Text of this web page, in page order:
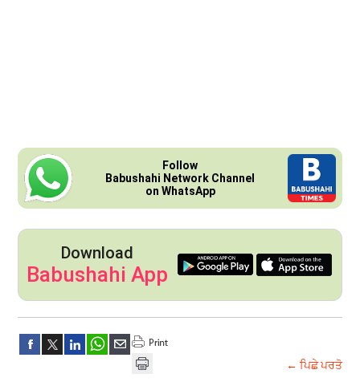
Follow
Babushahi Network Channel
on WhatsApp
Download
Babushahi App
← ਪਿਛੇ ਪਰਤੋ